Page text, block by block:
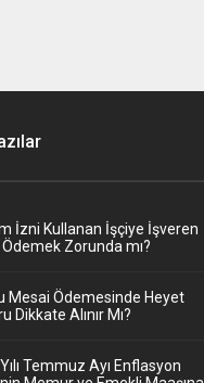
İzni Kullanan İşçiye İşveren
Zorunda mı?
Mesai Ödemesinde Heyet
Dikkate Alınır Mı?
Temmuz Ayı Enflasyon